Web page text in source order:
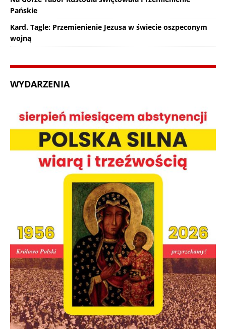
Pańskie
Kard. Tagle: Przemienienie Jezusa w świecie oszpeconym
wojną
WYDARZENIA